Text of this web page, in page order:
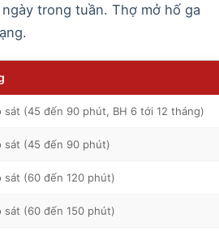
trong tuần. Thợ mở hố ga
sát (45 đến 90 phút, BH 6 tới 12 tháng)
sát (45 đến 90 phút)
sát (60 đến 120 phút)
sát (60 đến 150 phút)